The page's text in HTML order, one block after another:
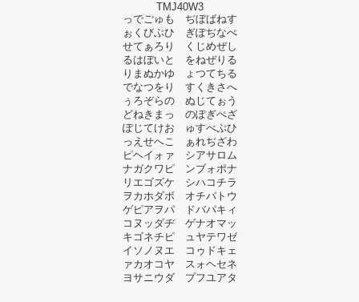
TMJ40W3
っでごゅも ぢぼばねす
ぉくびぶひ ぎぽぢなぺ
せてぁろり くじめぜし
るはぼいと をねぜりる
りまぬかゆ ょつてちる
でなつをり すくきさへ
ぅろぞらの ぬじてぉう
どねきまっ のぽぎぺざ
ぽじてけお ゅすべぷひ
っえせへこ ぁれぢざわ
ピヘイォァ シアサロム
ナガクワピ ンブォポナ
リエゴズケ シハコチラ
ヲカホダボ オチパトウ
ゲピアヲパ ドバパキィ
コヌッダヂ ゲナオマッ
キゴネチピ ュヤテワゼ
イソノヌエ コゥドキェ
ァカオコヤ スォヘセネ
ヨサニウダ プフユアタ